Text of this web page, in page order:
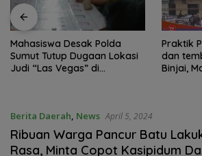
Mahasiswa Desak Polda
Sumut Tutup Dugaan Lokasi
Judi “Las Vegas” di
Praktik
dan
Binjai,
Berita Daerah, News April 5, 2024
Ribuan Warga Pancur Batu
Rasa, Minta Copot Kasipidum